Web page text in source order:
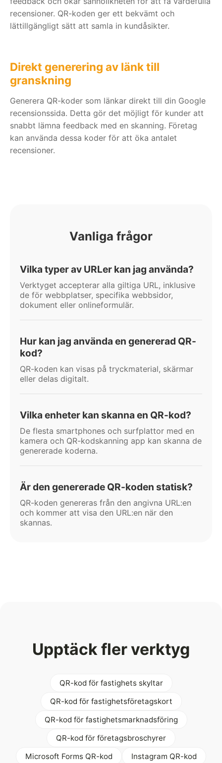
recensioner. QR-koden ger ett bekvämt och
lättillgängligt sätt att samla in kundåsikter.
Direkt generering av länk till
granskning
Generera QR-koder som länkar direkt till din Google
recensionssida. Detta gör det möjligt för kunder att
snabbt lämna feedback med en skanning. Företag
kan använda dessa koder för att öka antalet
recensioner.
Vanliga frågor
Vilka typer av URLer kan jag använda?
Verktyget accepterar alla giltiga URL, inklusive
de för webbplatser, specifika webbsidor,
dokument eller onlineformulär.
Hur kan jag använda en genererad QR-
kod?
QR-koden kan visas på tryckmaterial, skärmar
eller delas digitalt.
Vilka enheter kan skanna en QR-kod?
De flesta smartphones och surfplattor med en
kamera och QR-kodskanning app kan skanna de
genererade koderna.
Är den genererade QR-koden statisk?
QR-koden genereras från den angivna URL:en
och kommer att visa den URL:en när den
skannas.
Upptäck fler verktyg
QR-kod för fastighets skyltar
QR-kod för fastighetsföretagskort
QR-kod för fastighetsmarknadsföring
QR-kod för företagsbroschyrer
Microsoft Forms QR-kod
Instagram QR-kod